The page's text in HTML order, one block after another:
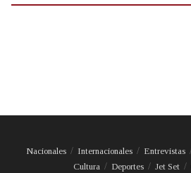
Nacionales Internacionales Entrevistas
Cultura
Deportes Jet Set